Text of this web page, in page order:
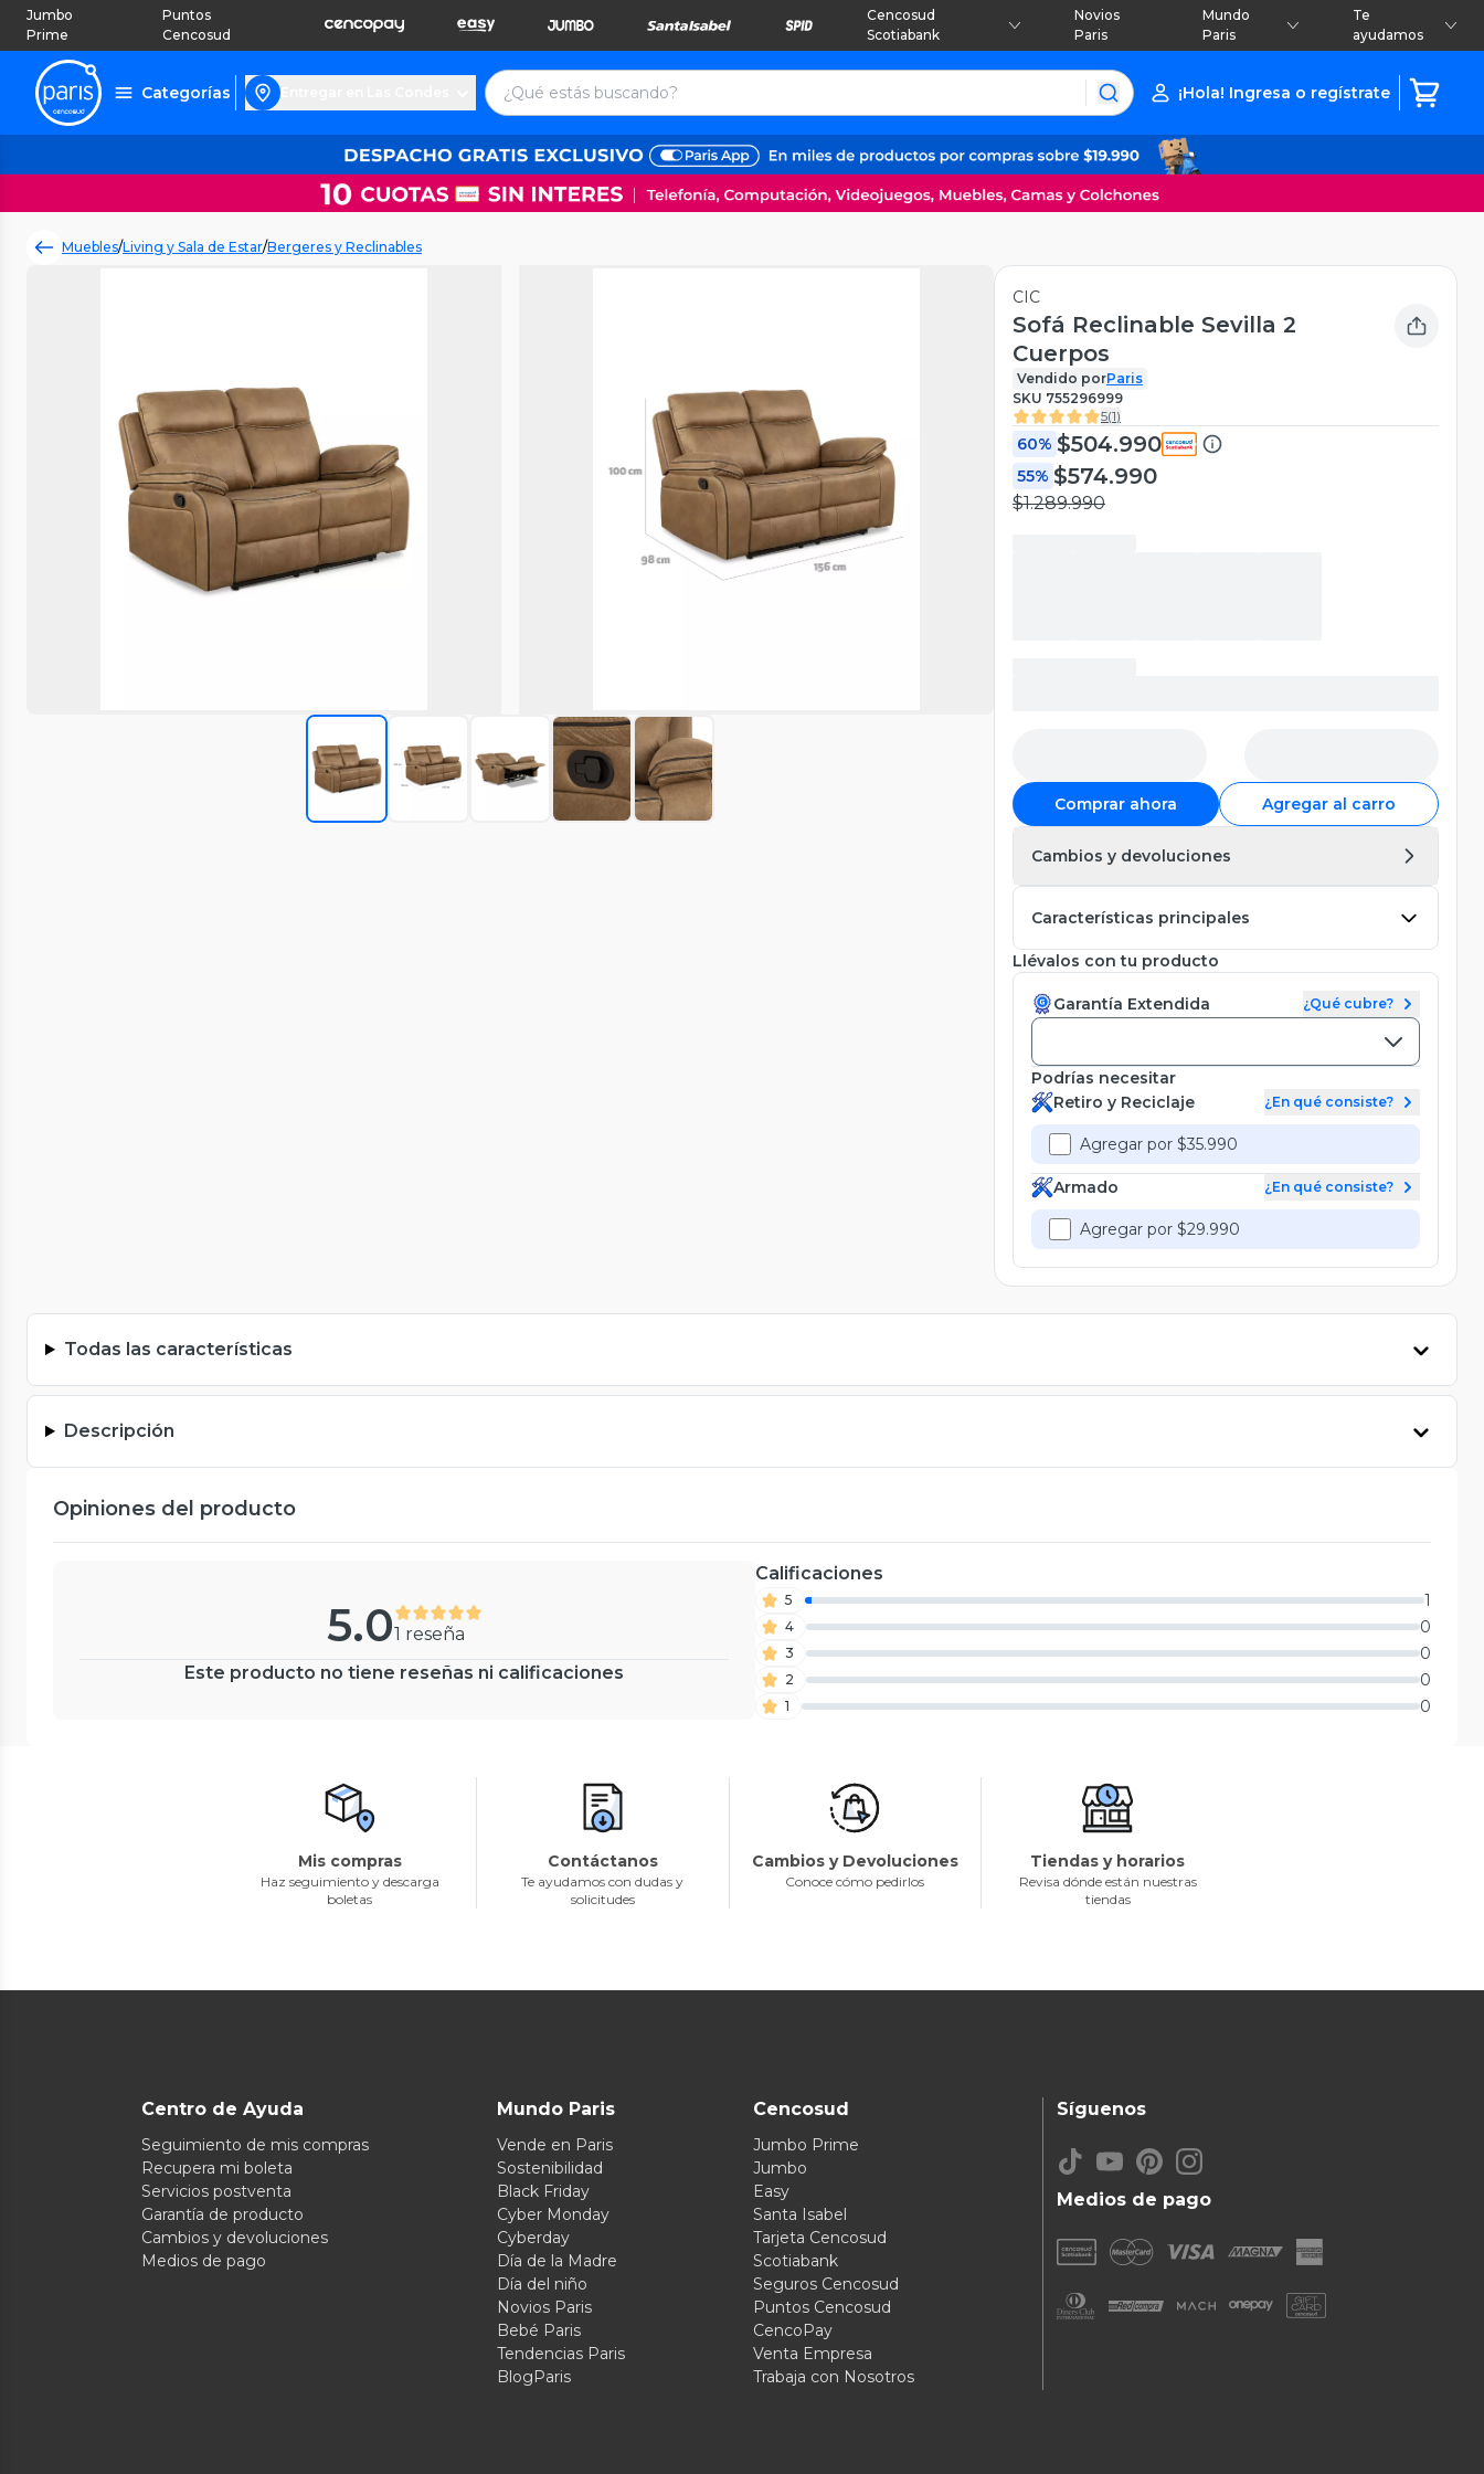
Jumbo
Prime
Puntos
Cencosud
Cencosud
Scotiabank
Novios
Paris
Mundo
Paris
Te
ayudamos
Categorías ¡Hola! Ingresa o regístrate
Muebles/Living y Sala de Estar/Bergeres y Reclinables
CIC
Sofá Reclinable Sevilla 2
Cuerpos
Vendido porParis
SKU 755296999
5(1)
60% $504.990
55% $574.990
$1.289.990
Comprar ahora Agregar al carro
Cambios y devoluciones
Características principales
Llévalos con tu producto
Garantía Extendida ¿Qué cubre?
Podrías necesitar
Retiro y Reciclaje
¿En qué consiste?
Agregar por $35.990
Armado ¿En qué consiste?
Agregar por $29.990
Todas las características
Descripción
Opiniones del producto
5.01 reseña
Este producto no tiene reseñas ni calificaciones
Calificaciones
5 1
4 0
3 0
2 0
1 0
Mis compras
Haz seguimiento y descarga
boletas
Contáctanos
Te ayudamos con dudas y
solicitudes
Cambios y Devoluciones
Conoce cómo pedirlos
Tiendas y horarios
Revisa dónde están nuestras
tiendas
Centro de Ayuda
Seguimiento de mis compras
Recupera mi boleta
Servicios postventa
Garantía de producto
Cambios y devoluciones
Medios de pago
Mundo Paris
Vende en Paris
Sostenibilidad
Black Friday
Cyber Monday
Cyberday
Día de la Madre
Día del niño
Novios Paris
Bebé Paris
Tendencias Paris
BlogParis
Cencosud
Jumbo Prime
Jumbo
Easy
Santa Isabel
Tarjeta Cencosud
Scotiabank
Seguros Cencosud
Puntos Cencosud
CencoPay
Venta Empresa
Trabaja con Nosotros
Medios de pago
Síguenos